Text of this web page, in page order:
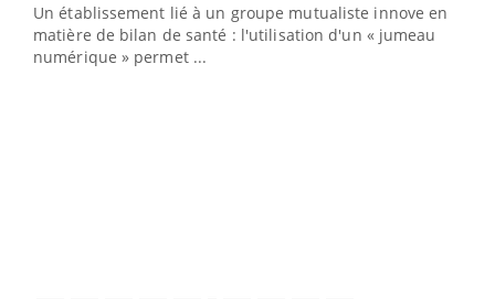
Un établissement lié à un groupe mutualiste innove en
matière de bilan de santé : l'utilisation d'un « jumeau
numérique » permet ...